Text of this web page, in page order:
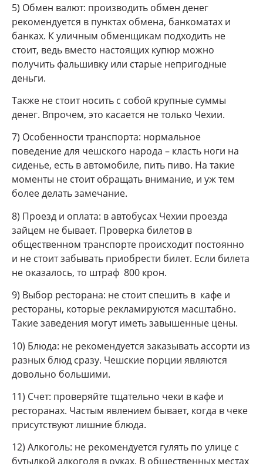
5) Обмен валют: производить обмен денег
рекомендуется в пунктах обмена, банкоматах и
банках. К уличным обменщикам подходить не
стоит, ведь вместо настоящих купюр можно
получить фальшивку или старые непригодные
деньги.
Также не стоит носить с собой крупные суммы
денег. Впрочем, это касается не только Чехии.
7) Особенности транспорта: нормальное
поведение для чешского народа – класть ноги на
сиденье, есть в автомобиле, пить пиво. На такие
моменты не стоит обращать внимание, и уж тем
более делать замечание.
8) Проезд и оплата: в автобусах Чехии проезда
зайцем не бывает. Проверка билетов в
общественном транспорте происходит постоянно
и не стоит забывать приобрести билет. Если билета
не оказалось, то штраф 800 крон.
9) Выбор ресторана: не стоит спешить в кафе и
рестораны, которые рекламируются масштабно.
Такие заведения могут иметь завышенные цены.
10) Блюда: не рекомендуется заказывать ассорти из
разных блюд сразу. Чешские порции являются
довольно большими.
11) Счет: проверяйте тщательно чеки в кафе и
ресторанах. Частым явлением бывает, когда в чеке
присутствуют лишние блюда.
12) Алкоголь: не рекомендуется гулять по улице с
бутылкой алкоголя в руках. В общественных местах